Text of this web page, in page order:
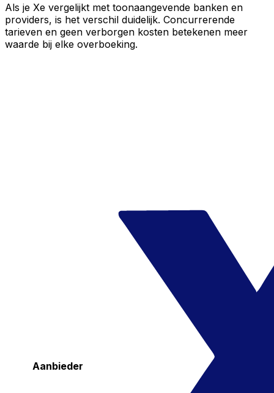
Als je Xe vergelijkt met toonaangevende banken en
providers, is het verschil duidelijk. Concurrerende
tarieven en geen verborgen kosten betekenen meer
waarde bij elke overboeking.
Aanbieder